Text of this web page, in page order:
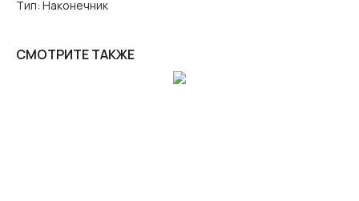
Тип: Наконечник
СМОТРИТЕ ТАКЖЕ